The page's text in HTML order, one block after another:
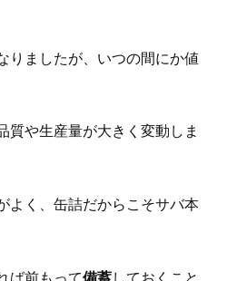
りましたが、いつの間にか値
質や生産量が大きく変動しま
よく、缶詰だからこそサバ本
ば前もって備蓄しておくこと